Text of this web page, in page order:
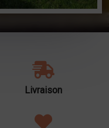
Livraison